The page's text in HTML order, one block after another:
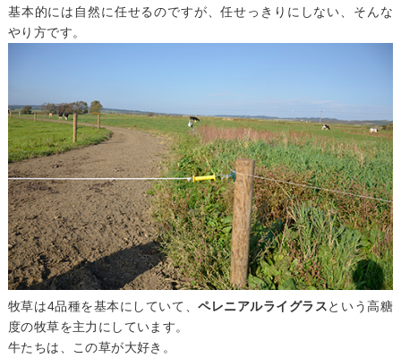
基本的には自然に任せるのですが、任せっきりにしない、そんな
やり方です。
牧草は4品種を基本にしていて、ペレニアルライグラスという高糖
度の牧草を主力にしています。
牛たちは、この草が大好き。